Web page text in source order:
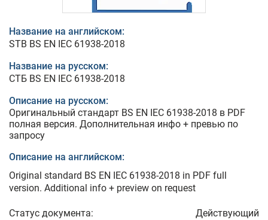
Название на английском:
STB BS EN IEC 61938-2018
Название на русском:
СТБ BS EN IEC 61938-2018
Описание на русском:
Оригинальный стандарт BS EN IEC 61938-2018 в PDF
полная версия. Дополнительная инфо + превью по
запросу
Описание на английском:
Original standard BS EN IEC 61938-2018 in PDF full
version. Additional info + preview on request
Статус документа: Действующий